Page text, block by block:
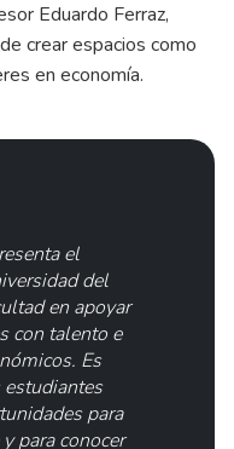
Eduardo Ferraz,
crear espacios como
en economía.
el
del
en apoyar
con talento e
Es
para
para conocer